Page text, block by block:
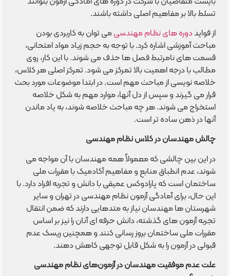
تسلط بالا بر مفاهیم اصلی داشته باشند.
از فوایددوره های نظام مهندسیمی توان به کاربردی بودن
مباحث آموزشی اشاره کرد. با توجه به حجم زیاد مواد امتحانی،
قسمت های نامرتبط فصل ها حذف می شوند. با این کار، روی
مطالب با درجه اهمیت بالا تمرکز می شود. تمرکز اصلی هر کلاس،
خلاصه نویسی از مباحث مهم است. در ابتدا موضوعات مورد بحث
قرار می گیرند و سپس از دل آنها، موارد مهم به شکل خلاصه
استخراج می شوند. هر چه مباحث خلاصه شوند، به یاد ماندن
آنها در ذهن ساده تر است.
چالش مهندسان در کلاس نظام مهندسی
در این بین چالشی که معمولاً همه مهندسان با آن مواجه می
شوند، عدم انطباق منابع و مفاهیم آکادمیک با مقررات ملی
ساختمان است که پارادوکس عمیقی با دانش و تجربه افراد دارد. با
این حال، برای آمادگی آزمون نظام مهندسی در تهران و سایر
شهرستان ها مهندسان نیاز به متدهایی دارند که ضمن انتقال
تجربه آزمون های گذشته، دانش حرفه ای آنان را نیز بر اساس
مقررات ملی ساختمان بروز رسانی کنند و همچنین ریسک عدم
قبولی در آزمون را به شکل قابل توجهی کاهش دهند.
علت عدم موفقیت مهندسان در آزمون‌های نظام مهندسی